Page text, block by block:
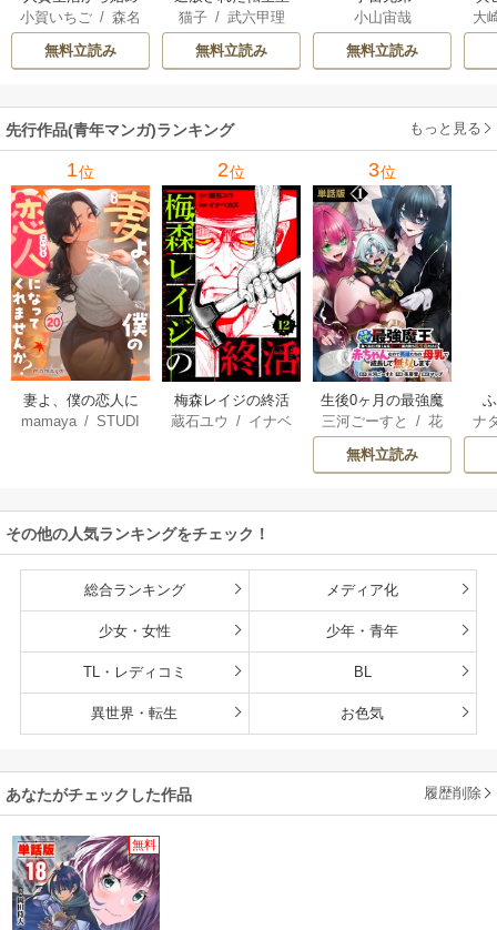
るスローライフ
小賀いちご /森名
尚
無料立読み
騎士はゲーム知識
で無双する
猫子/ 武六甲理
/じゃいあん
無料立読み
小山宙哉
無料立読み
は
大
先行作品(青年マンガ)ランキング もっと見る
1位
妻よ、僕の恋人に
なってくれません
mamaya/STUDI
2位
梅森レイジの終活
蔵石ユウ / イナベ
3位
生後0ヶ月の最強魔
王 食べるだけ強
くなるチート能力
持ち転生者だけど
雄たちの母乳で成
三河ごーすと /花
房雪/ マップ
無料立読み
ナ
その他の人気ランキングをチェック！
総合ランキング メディア化
少女・女性 少年・青年
TL・レディコミ BL
異世界・転生 お色気
あなたがチェックした作品 履歴削除
無料